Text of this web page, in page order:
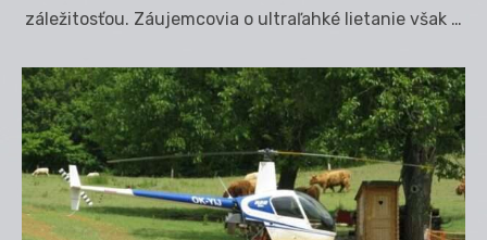
záležitosťou. Záujemcovia o ultraľahké lietanie však …